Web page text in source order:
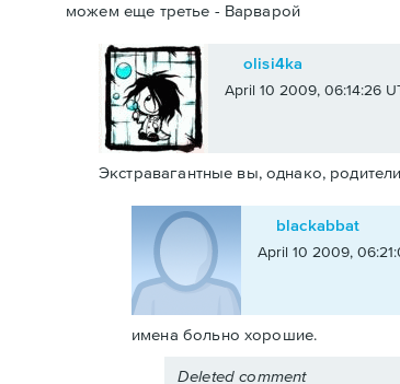
можем еще третье - Варварой
olisi4ka
April 10 2009, 06:14:26
Экстравагантные вы, однако,
blackabbat
April 10 2009,
имена больно хорошие.
Deleted comment